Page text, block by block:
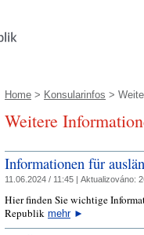
Home > Konsularinfos >
Weitere
Informationen für
11.06.2024 / 11:45 | Aktualizováno:
Hier finden Sie wichtige
Republik mehr►